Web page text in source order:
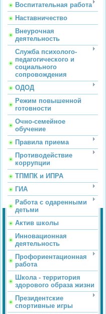
Воспитательная работа
Наставничество
Внеурочная
деятельность
Служба психолого-
педагогического и
социального
сопровождения
ОДОД
Режим повышенной
готовности
Очно-семейное
обучение
Правила приема
Противодействие
коррупции
ТПМПК и ИПРА
ГИА
Работа с одаренными
детьми
Актив школы
Инновационная
деятельность
Профориентационная
работа
Школа - территория
здорового образа жизни
Президентские
спортивные игры